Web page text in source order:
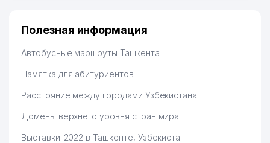
Hamida 03.08.2026 12:45:39
Полезная информация
Автобусные маршруты Ташкента
Памятка для абитуриентов
Расстояние между городами Узбекистана
Домены верхнего уровня стран мира
Выставки-2022 в Ташкенте, Узбекистан